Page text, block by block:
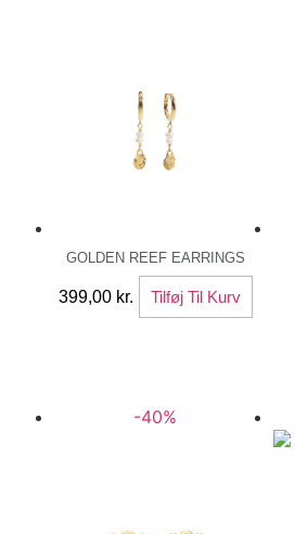
GOLDEN REEF EARRINGS
399,00 kr. Tilføj Til Kurv
-40%